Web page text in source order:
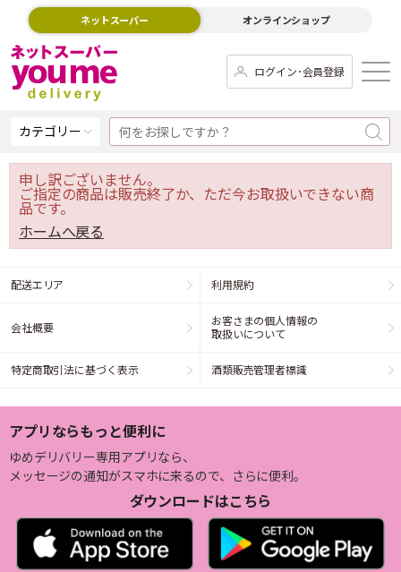
ネットスーパー オンラインショップ
ログイン･会員登録
カテゴリー
申し訳ございません。
ご指定の商品は販売終了か、ただ今お取扱いできない商
品です。
ホームへ戻る
配送エリア 利用規約
会社概要
お客さまの個人情報の
取扱いについて
特定商取引法に基づく表示 酒類販売管理者標識
アプリならもっと便利に
ゆめデリバリー専用アプリなら、
メッセージの通知がスマホに来るので、さらに便利。
ダウンロードはこちら